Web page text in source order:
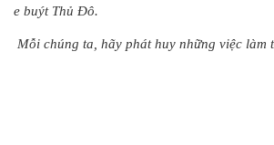
e buýt Thủ Đô.
Mỗi chúng ta, hãy phát huy những việc